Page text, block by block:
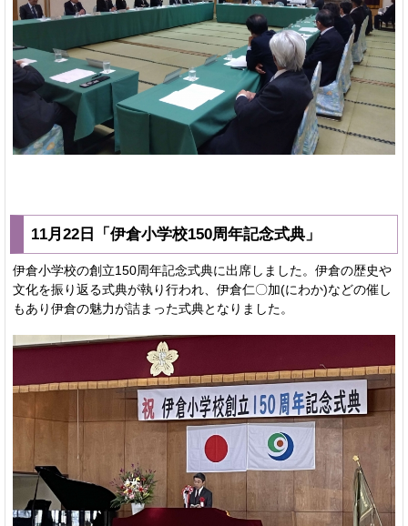
11月22日「伊倉小学校150周年記念式典」
伊倉小学校の創立150周年記念式典に出席しました。伊倉の歴史や
文化を振り返る式典が執り行われ、伊倉仁〇加(にわか)などの催し
もあり伊倉の魅力が詰まった式典となりました。